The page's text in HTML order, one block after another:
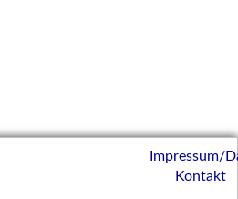
Impressum/
Kontakt